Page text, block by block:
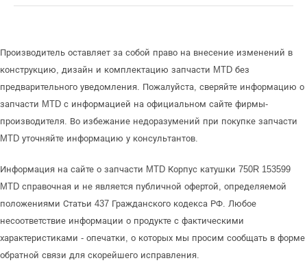
Производитель оставляет за собой право на внесение изменений в
конструкцию, дизайн и комплектацию запчасти MTD без
предварительного уведомления. Пожалуйста, сверяйте информацию о
запчасти MTD с информацией на официальном сайте фирмы-
производителя. Во избежание недоразумений при покупке запчасти
MTD уточняйте информацию у консультантов.
Информация на сайте о запчасти MTD Корпус катушки 750R 153599
MTD справочная и не является публичной офертой, определяемой
положениями Статьи 437 Гражданского кодекса РФ. Любое
несоответствие информации о продукте с фактическими
характеристиками - опечатки, о которых мы просим сообщать в форме
обратной связи для скорейшего исправления.